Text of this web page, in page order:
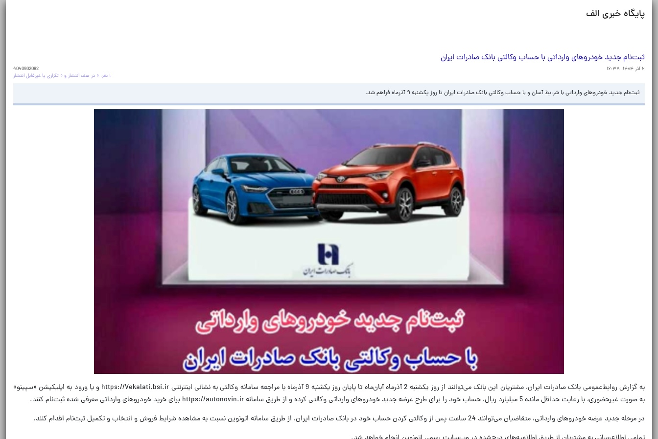
پایگاه خبری الف
​ثبت‌نام جدید خودروهای وارداتی با حساب وکالتی بانک صادرات ایران
۲ آذر ۱۴۰۴، ۱۶:۳۸
4040902082
۱ نظر، ۰ در صف انتشار و ۰ تکراری یا غیرقابل انتشار
​​ثبت‌نام جدید خودروهای وارداتی با شرایط آسان و با حساب وکالتی بانک صادرات ایران تا روز یکشنبه ۹ آذرماه فراهم شد.
به گزارش روابط‌عمومی بانک صادرات ایران، مشتریان این بانک می‌توانند از روز یکشنبه 2 آذرماه آبان‌ماه تا پایان روز یکشنبه 9 آذرماه با مراجعه سامانه وکالتی به نشانی اینترنتی https://Vekalati.bsi.ir و یا ورود به اپلیکیشن «سپینو»
به صورت غیرحضوری، با رعایت حداقل مانده 5 میلیارد ریال، حساب خود را برای طرح عرضه جدید خودروهای وارداتی وکالتی کرده و از طریق سامانه https://autonovin.ir برای خرید خودروهای وارداتی معرفی شده ثبت‌نام کنند.
در مرحله جدید عرضه خودروهای وارداتی، متقاضیان می‌توانند 24 ساعت پس از وکالتی کردن حساب خود در بانک صادرات ایران، از طریق سامانه اتونوین نسبت به مشاهده شرایط فروش و انتخاب و تکمیل ثبت‌نام اقدام کنند.